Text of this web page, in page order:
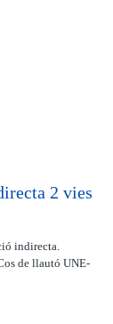
2 vies
indirecta.
de llautó UNE-